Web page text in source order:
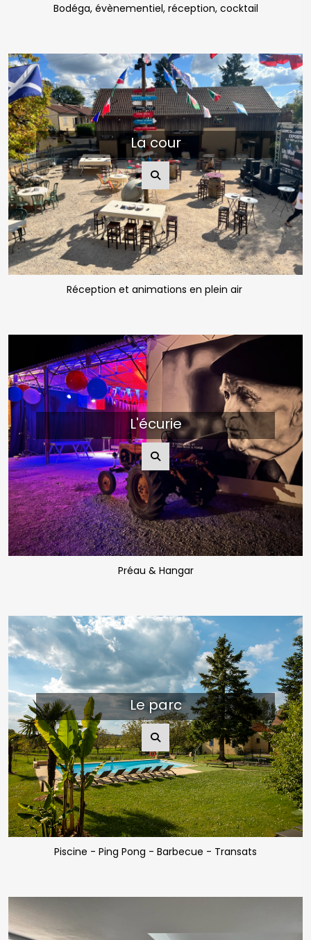
La cour
Réception et animations en plein air
L'écurie
Préau & Hangar
Le parc
Piscine - Ping Pong - Barbecue - Transats